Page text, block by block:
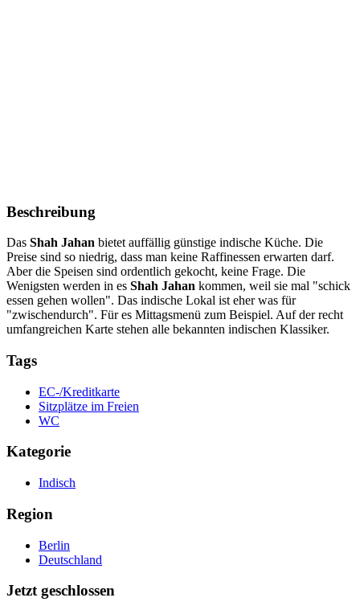
Beschreibung
Das Shah Jahan bietet auffällig günstige indische Küche. Die
Preise sind so niedrig, dass man keine Raffinessen erwarten darf.
Aber die Speisen sind ordentlich gekocht, keine Frage. Die
Wenigsten werden in es Shah Jahan kommen, weil sie mal "schick
essen gehen wollen". Das indische Lokal ist eher was für
"zwischendurch". Für es Mittagsmenü zum Beispiel. Auf der recht
umfangreichen Karte stehen alle bekannten indischen Klassiker.
Tags
EC-/Kreditkarte
Sitzplätze im Freien
WC
Kategorie
Indisch
Region
Berlin
Deutschland
Jetzt geschlossen